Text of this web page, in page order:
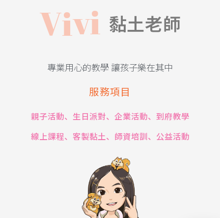
Vivi 黏土老師
專業用心的教學 讓孩子樂在其中
服務項目
親子活動、生日派對、企業活動、到府教學
線上課程、客製黏土、師資培訓、公益活動